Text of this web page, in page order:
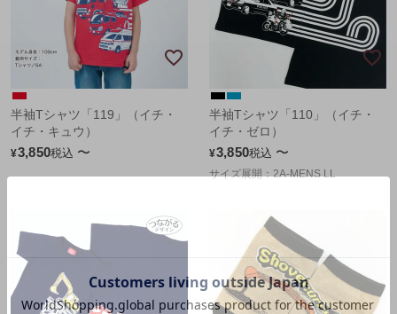
半袖Tシャツ「119」（イチ・
イチ・キュウ）
¥3,850税込 〜
半袖Tシャツ「110」（イチ・
イチ・ゼロ）
¥3,850税込 〜
サイズ展開：2A-MENS LL